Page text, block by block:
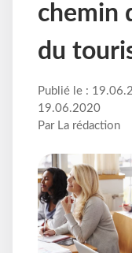
chemin
du
Publié le :
19.06.2020
Par La rédaction